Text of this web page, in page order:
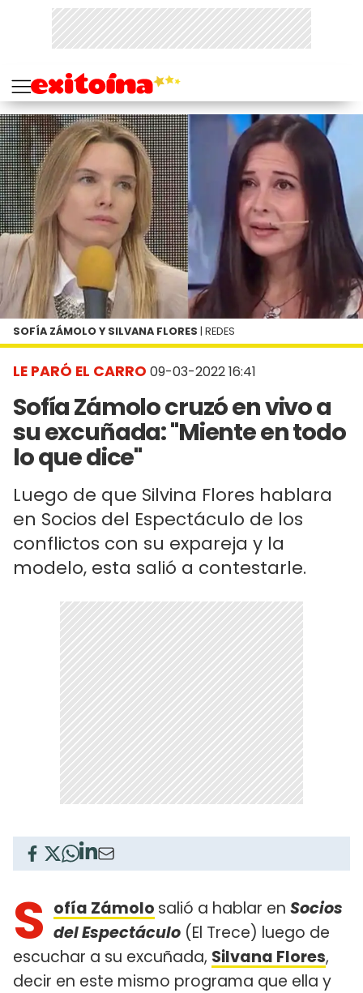
LE PARÓ EL CARRO 09-03-2022 16:41
Sofía Zámolo cruzó en vivo a
su excuñada: "Miente en todo
lo que dice"
Luego de que Silvina Flores hablara
en Socios del Espectáculo de los
conflictos con su expareja y la
modelo, esta salió a contestarle.
SOFÍA ZÁMOLO Y SILVANA FLORES | REDES
S ofía Zámolo salió a hablar en Socios
del Espectáculo (El Trece) luego de
escuchar a su excuñada, Silvana Flores,
decir en este mismo programa que ella y